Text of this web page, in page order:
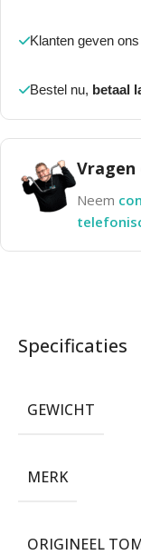
Klanten geven
Bestel nu, betaal
Vragen
Neem
Specificaties
GEWICHT
MERK
ORIGINEEL